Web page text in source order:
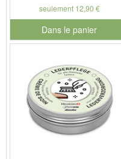
seulement 12,90 €
Dans le panier
pour le numéro de produit